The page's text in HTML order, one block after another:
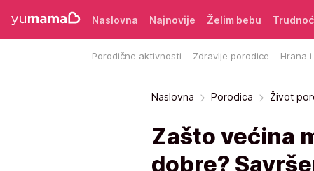
Naslovna Najnovije Želim bebu
Porodične aktivnosti Zdravlje porodice Hrana
Naslovna Porodica Život
Zašto većina
dobre?